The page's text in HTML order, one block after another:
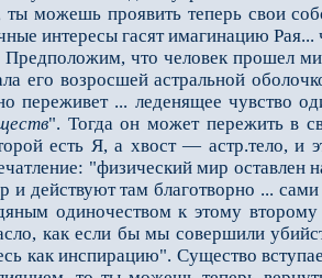
ты можешь проявить теперь свои
интересы гасят имагинацию
что человек прошел
его возросшей астральной
переживет ... леденящее чувство
". Тогда он может пережить в
есть Я, а хвост — астр.тело, и
"физический мир оставлен
и действуют там благотворно ...
одиночеством к этому второму
как если бы мы соверши­ли
как инспирацию". Существо